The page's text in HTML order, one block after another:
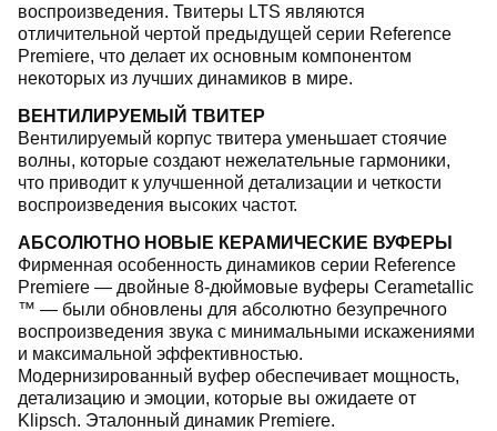
воспроизведения. Твитеры LTS являются
отличительной чертой предыдущей серии Reference
Premiere, что делает их основным компонентом
некоторых из лучших динамиков в мире.
ВЕНТИЛИРУЕМЫЙ ТВИТЕР
Вентилируемый корпус твитера уменьшает стоячие
волны, которые создают нежелательные гармоники,
что приводит к улучшенной детализации и четкости
воспроизведения высоких частот.
АБСОЛЮТНО НОВЫЕ КЕРАМИЧЕСКИЕ ВУФЕРЫ
Фирменная особенность динамиков серии Reference
Premiere — двойные 8-дюймовые вуферы Cerametallic
™ — были обновлены для абсолютно безупречного
воспроизведения звука с минимальными искажениями
и максимальной эффективностью.
Модернизированный вуфер обеспечивает мощность,
детализацию и эмоции, которые вы ожидаете от
Klipsch. Эталонный динамик Premiere.